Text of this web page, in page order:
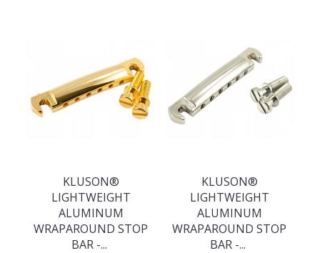
KLUSON®
LIGHTWEIGHT
ALUMINUM
WRAPAROUND STOP
BAR -...
KLUSON®
LIGHTWEIGHT
ALUMINUM
WRAPAROUND STOP
BAR -...